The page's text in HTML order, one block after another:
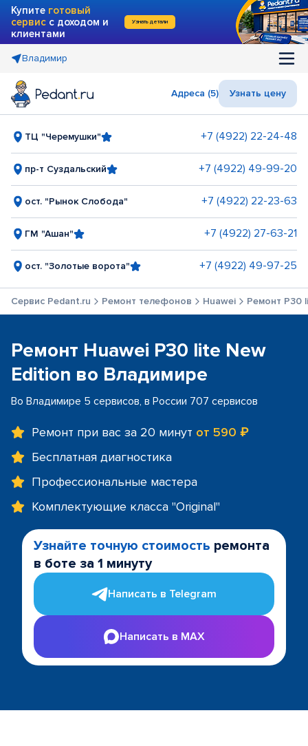
Купите готовый
сервис с доходом и
клиентами
Узнать детали
Владимир
Адреса (5) Узнать цену
ТЦ "Черемушки" +7 (4922) 22-24-48
пр-т Суздальский +7 (4922) 49-99-20
ост. "Рынок Слобода" +7 (4922) 22-23-63
ГМ "Ашан" +7 (4922) 27-63-21
ост. "Золотые ворота" +7 (4922) 49-97-25
Сервис Pedant.ru Ремонт телефонов Huawei Ремонт P30
Ремонт Huawei P30 lite New
Edition во Владимире
Во Владимире 5 сервисов, в России 707 сервисов
Ремонт при вас за 20 минут от 590 ₽
Бесплатная диагностика
Профессиональные мастера
Комплектующие класса "Original"
Узнайте точную стоимость ремонта
в боте за 1 минуту
Написать в Telegram
Написать в MAX